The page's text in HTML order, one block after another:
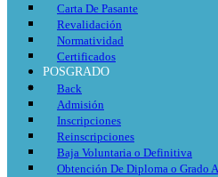
Carta De Pasante
Revalidación
Normatividad
Certificados
POSGRADO
Back
Admisión
Inscripciones
Reinscripciones
Baja Voluntaria o Definitiva
Obtención De Diploma o Grado